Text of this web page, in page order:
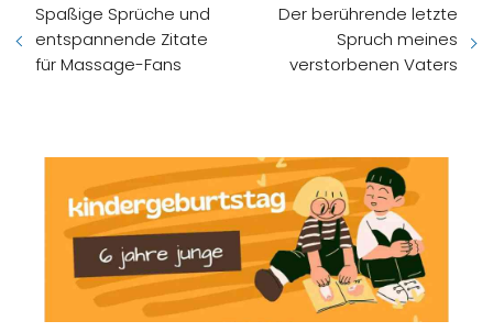
Spaßige Sprüche und
entspannende Zitate
für Massage-Fans
Der berührende letzte
Spruch meines
verstorbenen Vaters